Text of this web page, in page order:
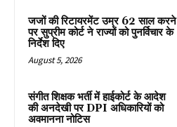
जजों की रिटायरमेंट उम्र 62 साल करने
पर सुप्रीम कोर्ट ने राज्यों को पुनर्विचार के
निर्देश दिए
August 5, 2026
संगीत शिक्षक भर्ती में हाईकोर्ट के आदेश
की अनदेखी पर DPI अधिकारियों को
अवमानना नोटिस